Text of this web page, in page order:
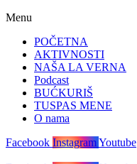
Menu
POČETNA
AKTIVNOSTI
NAŠA LA VERNA
Podcast
BUĆKURIŠ
TUSPAS MENE
O nama
Facebook InstagramYoutube